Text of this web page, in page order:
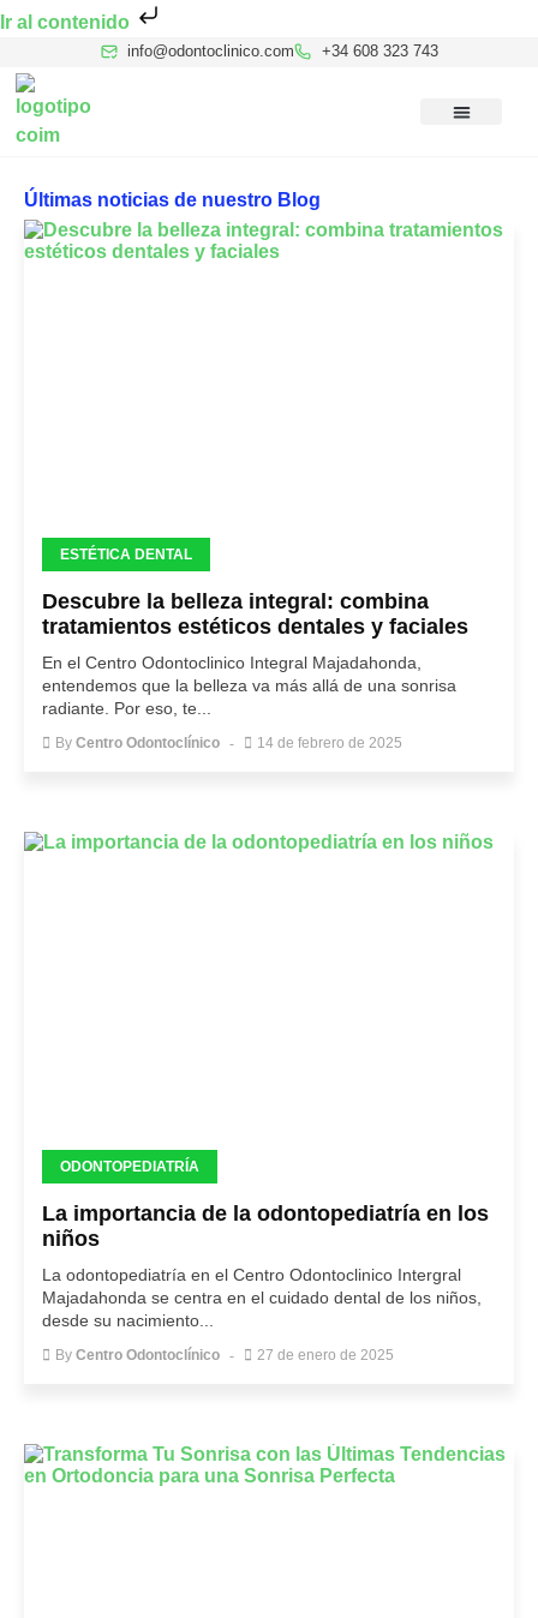
Ir al contenido
info@odontoclinico.com +34 608 323 743
Últimas noticias de nuestro Blog
ESTÉTICA DENTAL
Descubre la belleza integral: combina
tratamientos estéticos dentales y faciales
En el Centro Odontoclinico Integral Majadahonda,
entendemos que la belleza va más allá de una sonrisa
radiante. Por eso, te...
By Centro Odontoclínico 14 de febrero de 2025
ODONTOPEDIATRÍA
La importancia de la odontopediatría en los
niños
La odontopediatría en el Centro Odontoclinico Intergral
Majadahonda se centra en el cuidado dental de los niños,
desde su nacimiento...
By Centro Odontoclínico 27 de enero de 2025